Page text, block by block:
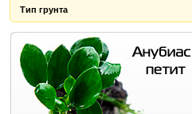
Тип грунта